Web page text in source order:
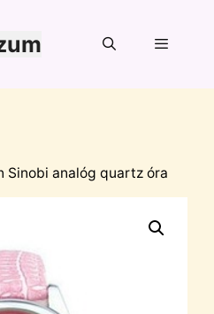
Sinobi analóg quartz óra